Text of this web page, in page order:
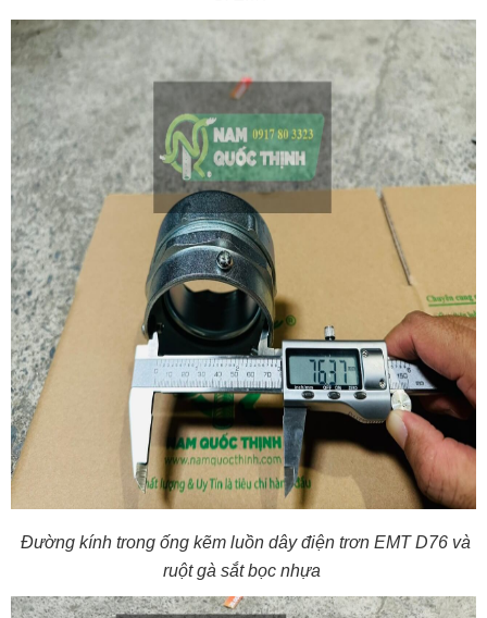
Đường kính trong ống kẽm luồn dây điện trơn EMT D76 và
ruột gà sắt bọc nhựa